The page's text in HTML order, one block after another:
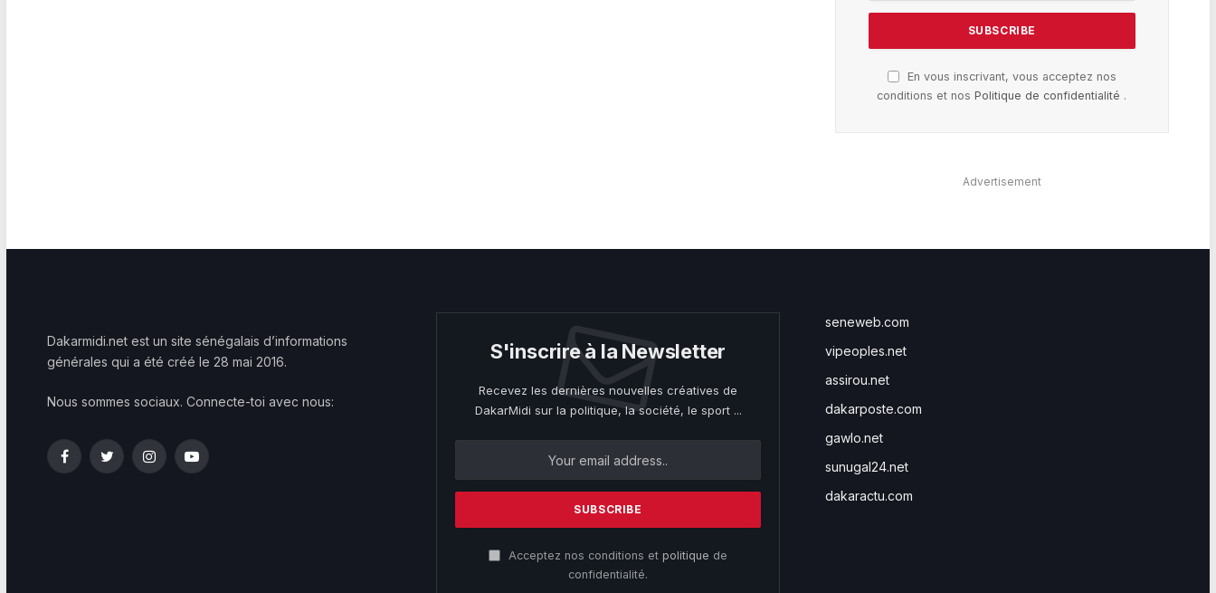
En vous inscrivant, vous acceptez nos
conditions et nosPolitique de confidentialité .
Advertisement
Dakarmidi.net est un site sénégalais d’informations
générales qui a été créé le 28 mai 2016.
Nous sommes sociaux. Connecte-toi avec nous:
FacebookTwitterInstagramYouTube
S'inscrire à la Newsletter
Recevez les dernières nouvelles créatives de
DakarMidi sur la politique, la société, le sport ...
Acceptez nos conditions et politique de
confidentialité.
seneweb.com
vipeoples.net
assirou.net
dakarposte.com
gawlo.net
sunugal24.net
dakaractu.com